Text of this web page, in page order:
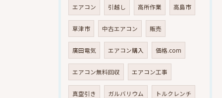
エアコン 引越し 高所作業 高島市
草津市 中古エアコン 販売
廣田電気 エアコン購入 価格.com
エアコン無料回収 エアコン工事
真空引き ガルバリウム トルクレンチ